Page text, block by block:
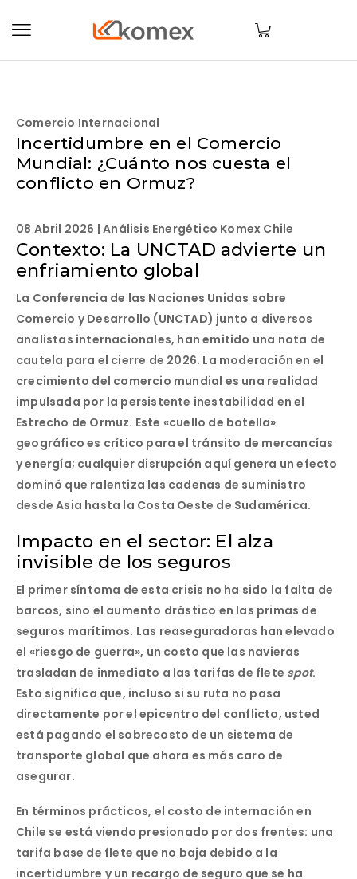
Comercio Internacional
Incertidumbre en el Comercio
Mundial: ¿Cuánto nos cuesta el
conflicto en Ormuz?
08 Abril 2026 | Análisis Energético Komex Chile
Contexto: La UNCTAD advierte un
enfriamiento global
La Conferencia de las Naciones Unidas sobre
Comercio y Desarrollo (UNCTAD) junto a diversos
analistas internacionales, han emitido una nota de
cautela para el cierre de 2026. La moderación en el
crecimiento del comercio mundial es una realidad
impulsada por la persistente inestabilidad en el
Estrecho de Ormuz. Este «cuello de botella»
geográfico es crítico para el tránsito de mercancías
y energía; cualquier disrupción aquí genera un efecto
dominó que ralentiza las cadenas de suministro
desde Asia hasta la Costa Oeste de Sudamérica.
Impacto en el sector: El alza
invisible de los seguros
El primer síntoma de esta crisis no ha sido la falta de
barcos, sino el aumento drástico en las primas de
seguros marítimos. Las reaseguradoras han elevado
el «riesgo de guerra», un costo que las navieras
trasladan de inmediato a las tarifas de flete spot.
Esto significa que, incluso si su ruta no pasa
directamente por el epicentro del conflicto, usted
está pagando el sobrecosto de un sistema de
transporte global que ahora es más caro de
asegurar.
En términos prácticos, el costo de internación en
Chile se está viendo presionado por dos frentes: una
tarifa base de flete que no baja debido a la
incertidumbre y un recargo de seguro que se ha